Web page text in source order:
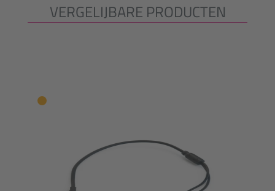
Productgalerij overslaan
VERGELIJBARE PRODUCTEN